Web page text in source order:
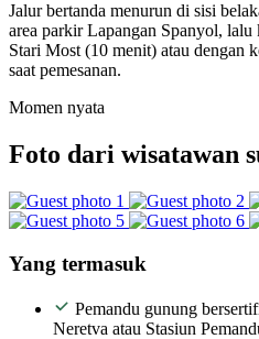
Jalur bertanda menurun di sisi
area parkir Lapangan Spanyol,
Stari Most (10 menit) atau dengan
saat pemesanan.
Momen nyata
Foto dari wisatawan
Yang termasuk
Pemandu gunung
Neretva atau Stasiun